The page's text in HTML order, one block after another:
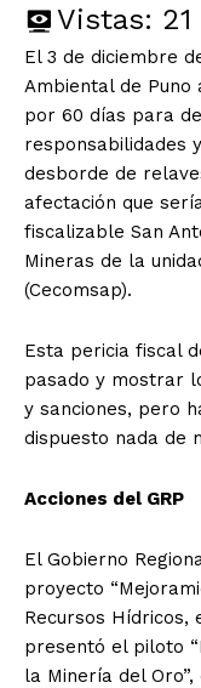
Vistas: 21
El 3 de diciembre
Ambiental de Puno
por 60 días para
responsabilidades
desborde de
afectación que
fiscalizable San
Mineras de la
(Cecomsap).
Esta pericia fiscal
pasado y mostrar
y sanciones, pero
dispuesto nada de
Acciones del GRP
El Gobierno
proyecto
Recursos Hídricos,
presentó el piloto
la Minería del